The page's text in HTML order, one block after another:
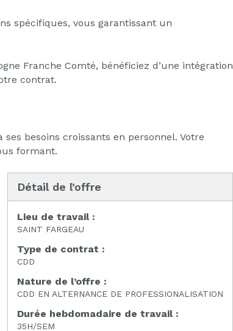
spécifiques, vous garantissant un
Franche Comté, bénéficiez d’une intégration
contrat.
besoins croissants en personnel. Votre
formant.
Détail de l’offre
Lieu de travail :
SAINT FARGEAU
Type de contrat :
CDD
Nature de l’offre :
CDD EN ALTERNANCE DE PROFESSIONALISATION
Durée hebdomadaire de travail :
35H/SEM